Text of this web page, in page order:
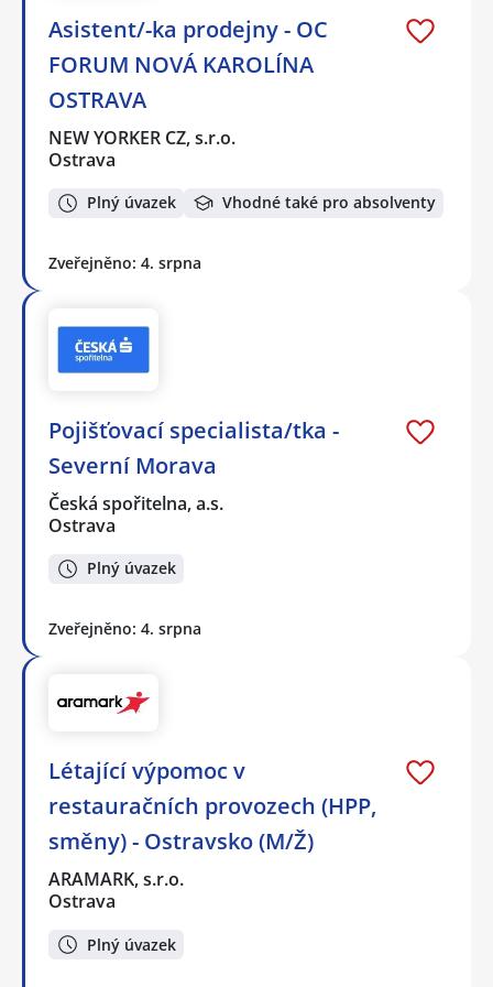
Asistent/-ka prodejny - OC
FORUM NOVÁ KAROLÍNA
OSTRAVA
NEW YORKER CZ, s.r.o.
Ostrava
Plný úvazek Vhodné také pro absolventy
Zveřejněno: 4. srpna
Pojišťovací specialista/tka -
Severní Morava
Česká spořitelna, a.s.
Ostrava
Plný úvazek
Zveřejněno: 4. srpna
Létající výpomoc v
restauračních provozech (HPP,
směny) - Ostravsko (M/Ž)
ARAMARK, s.r.o.
Ostrava
Plný úvazek